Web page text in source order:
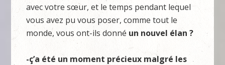
avec votre sœur, et le temps pendant lequel
vous avez pu vous poser, comme tout le
monde, vous ont-ils donné un nouvel élan ?
-ç’a été un moment précieux malgré les